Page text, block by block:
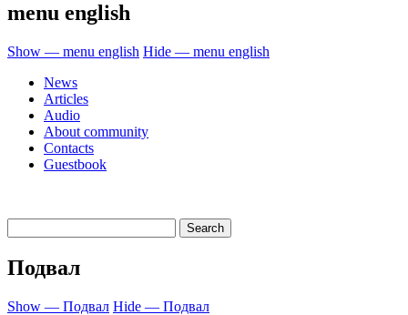
menu english
Show — menu english Hide — menu english
News
Articles
Audio
About community
Contacts
Guestbook
Подвал
Show — Подвал Hide — Подвал